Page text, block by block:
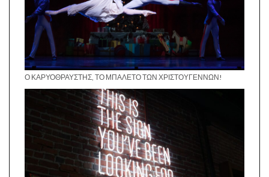
Ο ΚΑΡΥΟΘΡΑΎΣΤΗΣ, ΤΟ ΜΠΑΛΈΤΟ ΤΩΝ ΧΡΙΣΤΟΥΓΈΝΝΩΝ!